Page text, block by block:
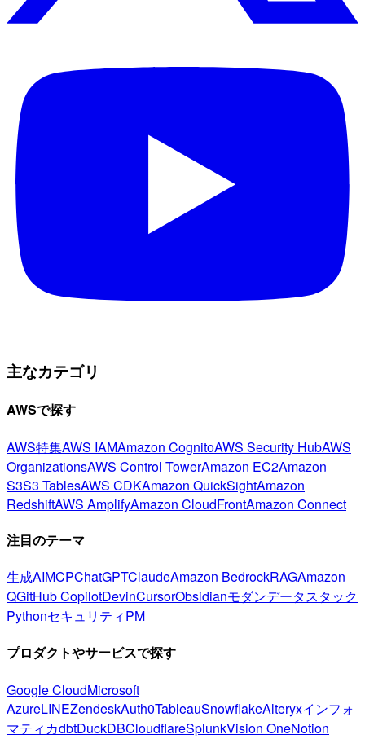
主なカテゴリ
AWSで探す
AWS特集AWS IAMAmazon CognitoAWS Security HubAWS
OrganizationsAWS Control TowerAmazon EC2Amazon
S3S3 TablesAWS CDKAmazon QuickSightAmazon
RedshiftAWS AmplifyAmazon CloudFrontAmazon Connect
注目のテーマ
生成AIMCPChatGPTClaudeAmazon BedrockRAGAmazon
QGitHub CopilotDevinCursorObsidianモダンデータスタック
PythonセキュリティPM
プロダクトやサービスで探す
Google CloudMicrosoft
AzureLINEZendeskAuth0TableauSnowflakeAlteryxインフォ
マティカdbtDuckDBCloudflareSplunkVision OneNotion